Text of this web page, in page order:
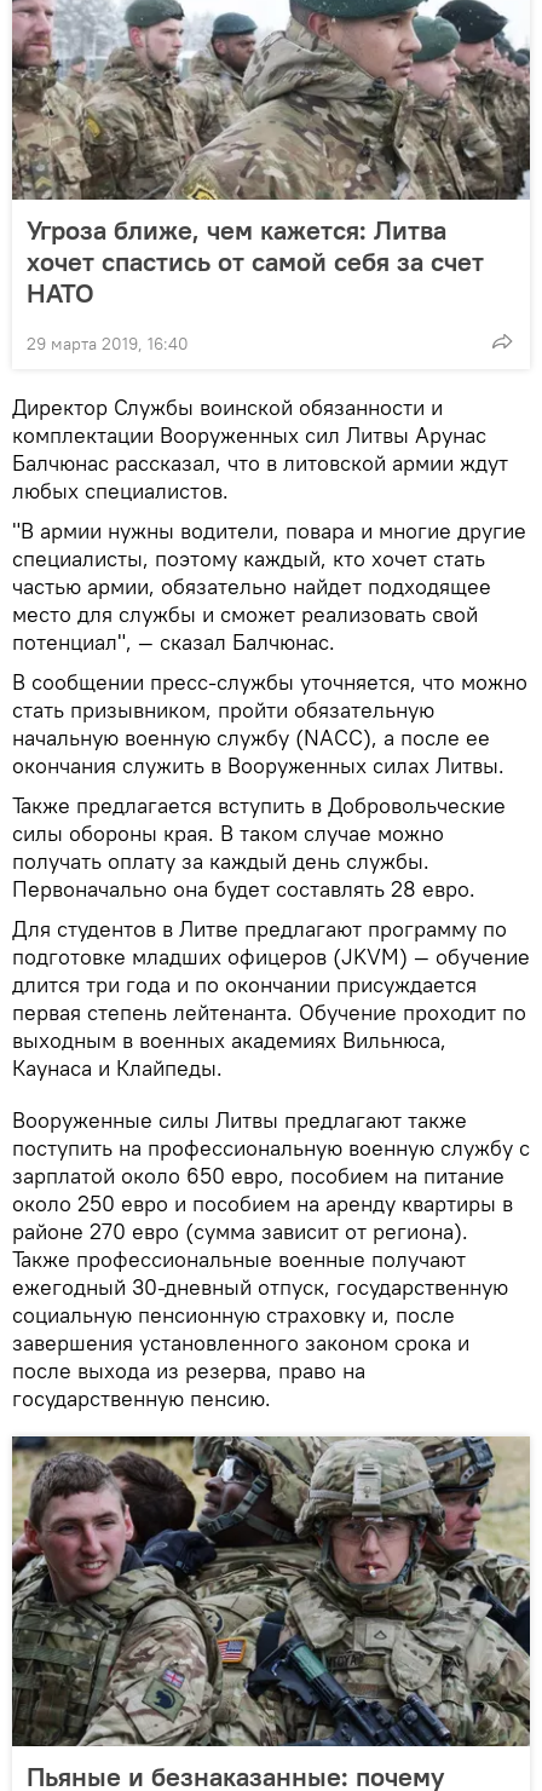
Угроза ближе, чем кажется: Литва
хочет спастись от самой себя за счет
НАТО
29 марта 2019, 16:40
Директор Службы воинской обязанности и
комплектации Вооруженных сил Литвы Арунас
Балчюнас рассказал, что в литовской армии ждут
любых специалистов.
"В армии нужны водители, повара и многие другие
специалисты, поэтому каждый, кто хочет стать
частью армии, обязательно найдет подходящее
место для службы и сможет реализовать свой
потенциал", — сказал Балчюнас.
В сообщении пресс-службы уточняется, что можно
стать призывником, пройти обязательную
начальную военную службу (NACC), а после ее
окончания служить в Вооруженных силах Литвы.
Также предлагается вступить в Добровольческие
силы обороны края. В таком случае можно
получать оплату за каждый день службы.
Первоначально она будет составлять 28 евро.
Для студентов в Литве предлагают программу по
подготовке младших офицеров (JKVM) — обучение
длится три года и по окончании присуждается
первая степень лейтенанта. Обучение проходит по
выходным в военных академиях Вильнюса,
Каунаса и Клайпеды.
Вооруженные силы Литвы предлагают также
поступить на профессиональную военную службу с
зарплатой около 650 евро, пособием на питание
около 250 евро и пособием на аренду квартиры в
районе 270 евро (сумма зависит от региона).
Также профессиональные военные получают
ежегодный 30-дневный отпуск, государственную
социальную пенсионную страховку и, после
завершения установленного законом срока и
после выхода из резерва, право на
государственную пенсию.
Пьяные и безнаказанные: почему